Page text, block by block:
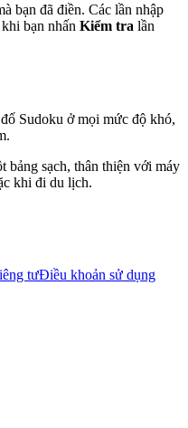
bạn đã điền. Các lần nhập
bạn nhấn Kiểm tra lần
Sudoku ở mọi mức độ khó,
bảng sạch, thân thiện với máy
khi đi du lịch.
tưĐiều khoản sử dụng